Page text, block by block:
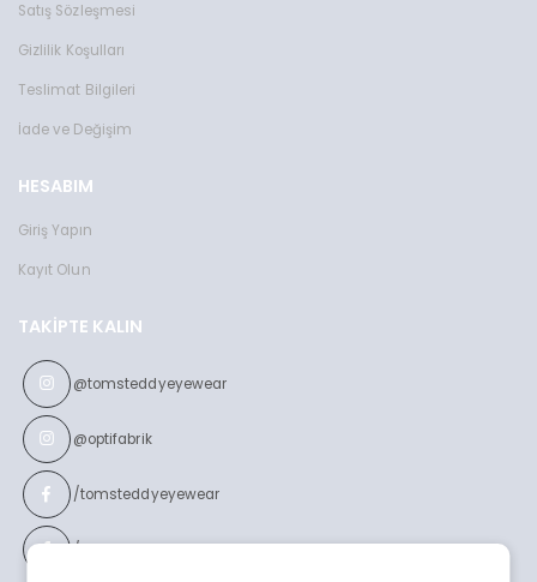
Satış Sözleşmesi
Gizlilik Koşulları
Teslimat Bilgileri
İade ve Değişim
HESABIM
Giriş Yapın
Kayıt Olun
TAKIPTE KALIN
@tomsteddyeyewear
@optifabrik
/tomsteddyeyewear
/optifabrikeyewear